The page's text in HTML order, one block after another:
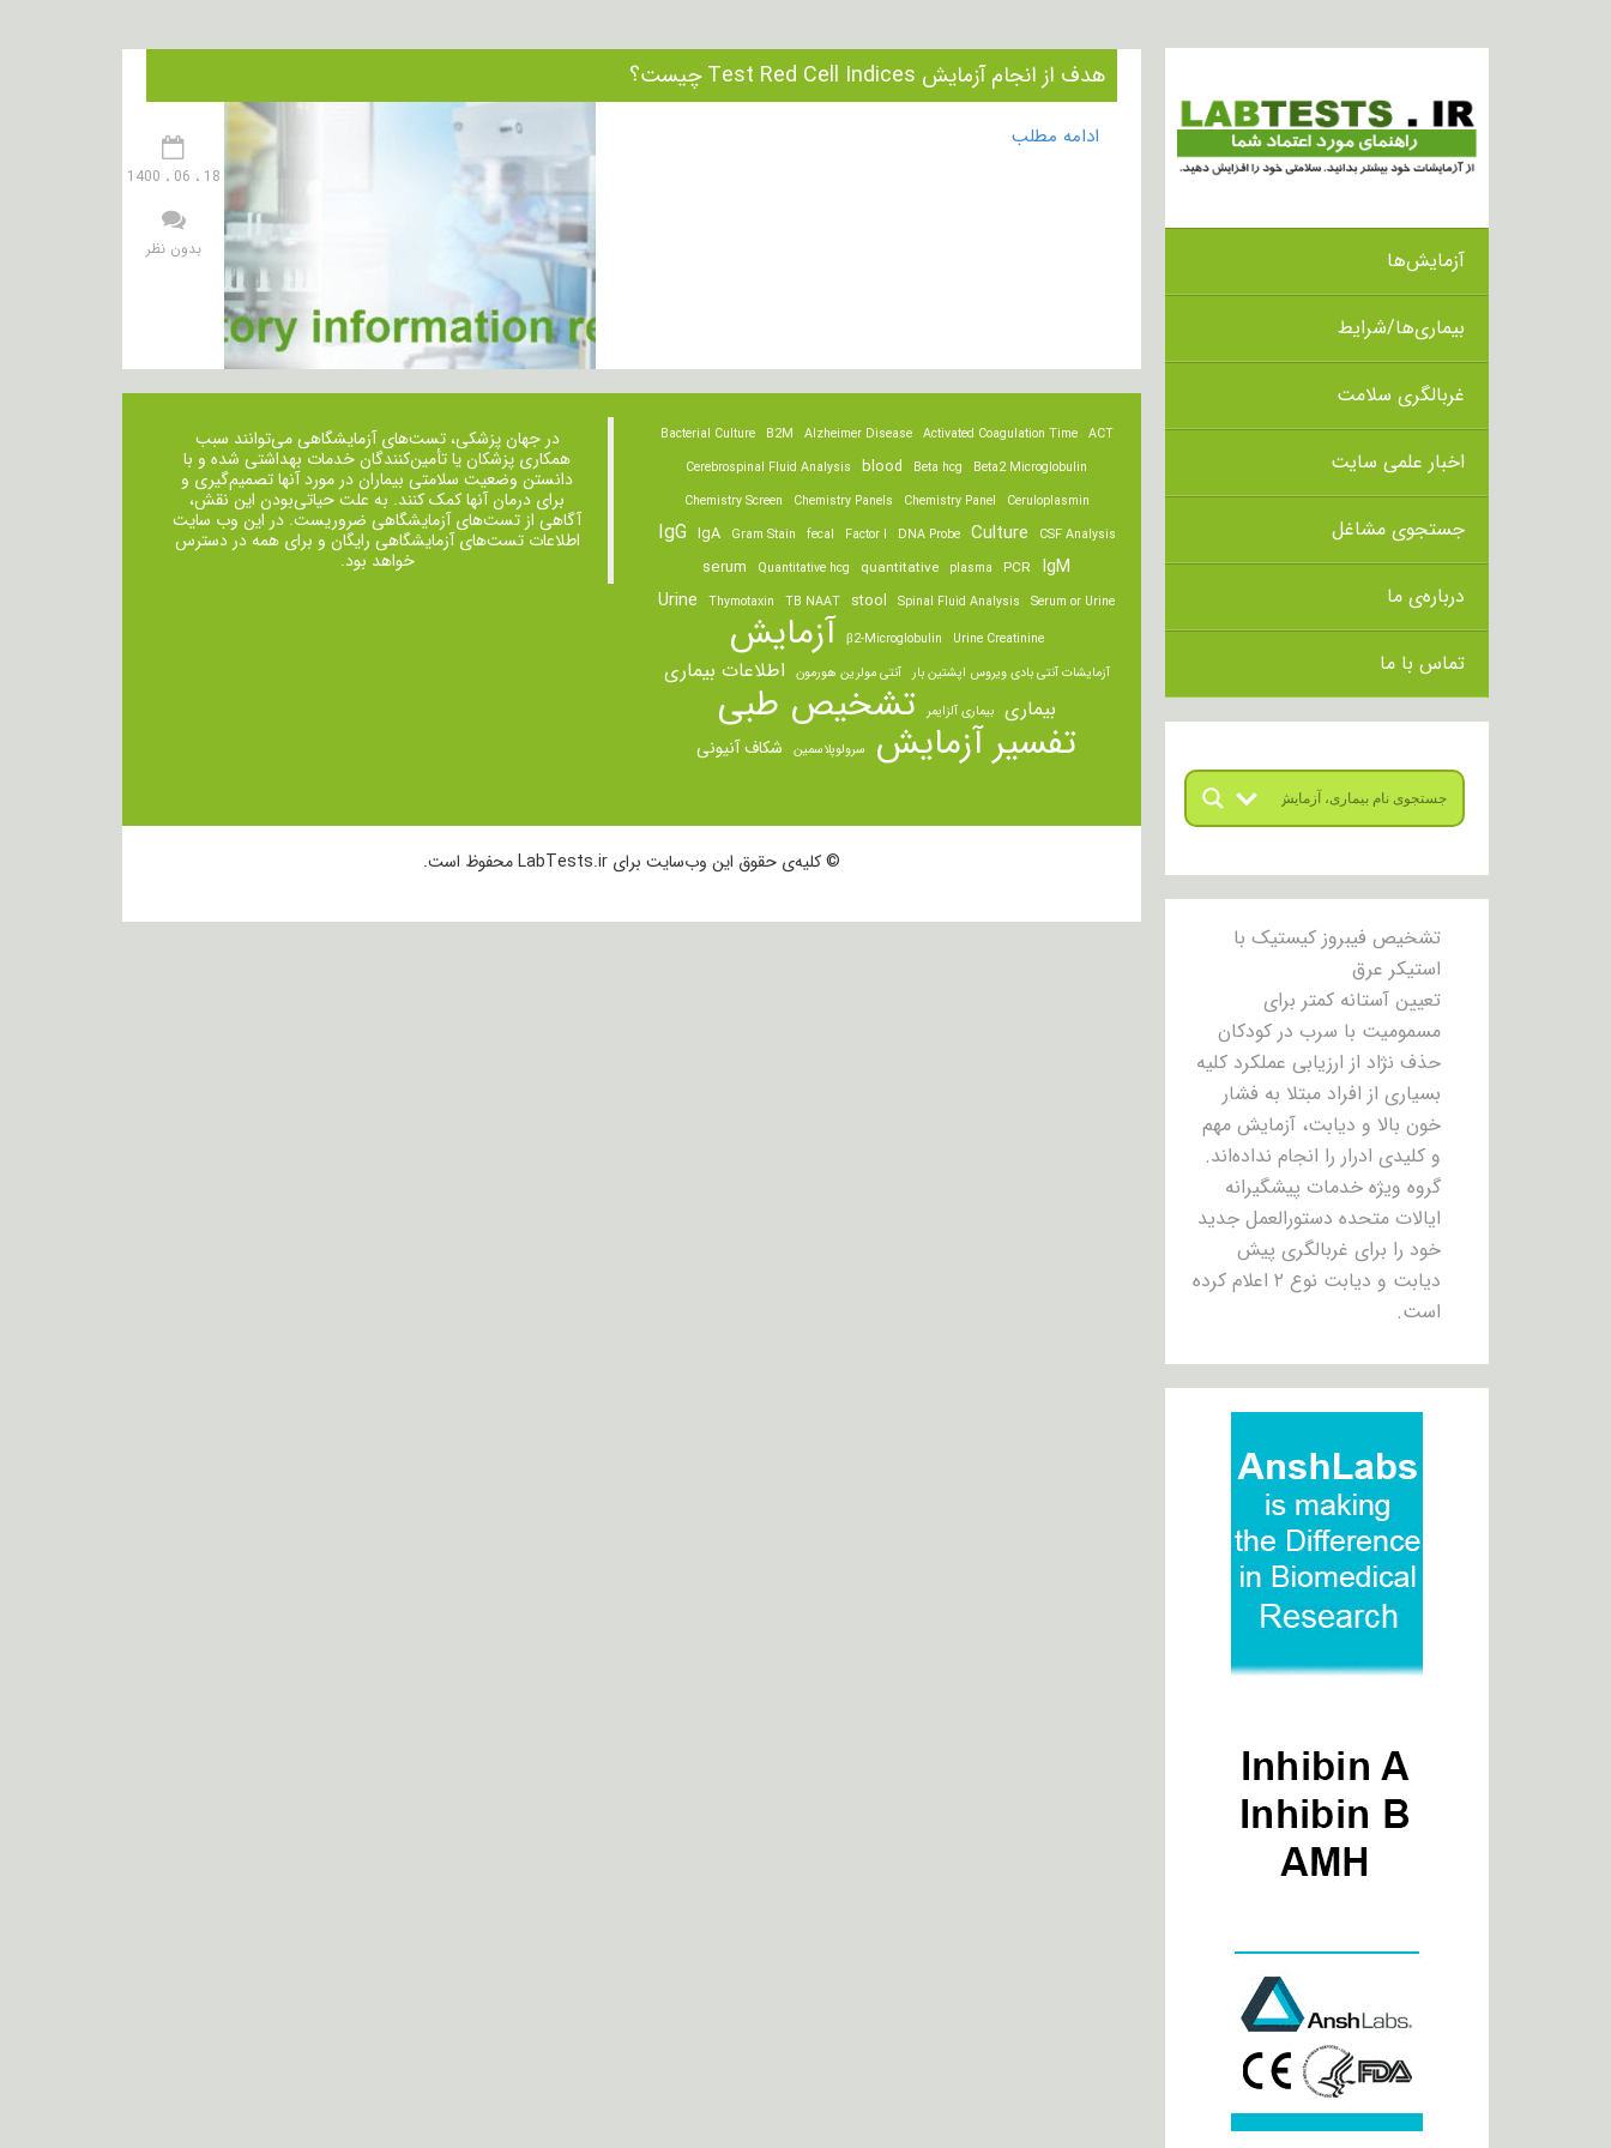
آزمایش‌ها
بیماری‌ها/شرایط
غربالگری سلامت
اخبار علمی سایت
جستجوی مشاغل
درباره‌ی ما
تماس با ما
تشخیص فیبروز کیستیک با
استیکر عرق
تعیین آستانه کمتر برای
مسمومیت با سرب در کودکان
حذف نژاد از ارزیابی عملکرد کلیه
بسیاری از افراد مبتلا به فشار
خون بالا و دیابت، آزمایش مهم
و کلیدی ادرار را انجام نداده‌اند.
گروه ویژه خدمات پیشگیرانه
ایالات متحده دستورالعمل جدید
خود را برای غربالگری پیش
دیابت و دیابت نوع ۲ اعلام کرده
است.
هدف از انجام آزمایش Test Red Cell Indices چیست؟
18 ، 06 ، 1400
بدون نظر
ادامه مطلب
ACT
Activated Coagulation Time
Alzheimer Disease
B2M
Bacterial Culture
Beta2 Microglobulin
Beta hcg
blood
Cerebrospinal Fluid Analysis
Ceruloplasmin
Chemistry Panel
Chemistry Panels
Chemistry Screen
CSF Analysis
Culture
DNA Probe
Factor I
fecal
Gram Stain
IgA
IgG
IgM
PCR
plasma
quantitative
Quantitative hcg
serum
Serum or Urine
Spinal Fluid Analysis
stool
TB NAAT
Thymotaxin
Urine
Urine Creatinine
β2-Microglobulin آزمایش
آزمایشات آنتی بادی ویروس اپشتین بار آنتی مولرین هورمون اطلاعات بیماری
بیماری بیماری آلزایمر تشخیص طبی
تفسیر آزمایش سرولوپلاسمین شکاف آنیونی
در جهان پزشکی، تست‌های آزمایشگاهی می‌توانند سبب
همکاری پزشکان یا تأمین‌کنندگان خدمات بهداشتی شده و با
دانستن وضعیت سلامتی بیماران در مورد آنها تصمیم‌گیری و
برای درمان ‌آنها کمک کنند. به علت حیاتی‌بودن این نقش،
آگاهی از تست‌های آزمایشگاهی ضروریست. در این وب سایت
اطلاعات تست‌های آزمایشگاهی رایگان و برای همه در دسترس
خواهد بود.
© کلیه‌ی حقوق این وب‌سایت برای LabTests.ir محفوظ است.